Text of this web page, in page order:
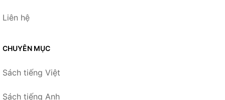
Liên hệ
CHUYÊN MỤC
Sách tiếng Việt
Sách tiếng Anh